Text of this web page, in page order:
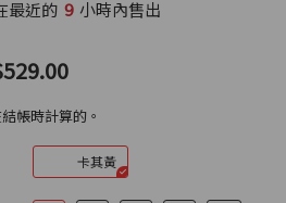
最近的 9 小時內售出
帳時計算的。
卡其黃